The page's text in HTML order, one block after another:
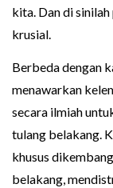
kita. Dan di sinilah
krusial.
Berbeda dengan
menawarkan
secara ilmiah
tulang belakang.
khusus
belakang,